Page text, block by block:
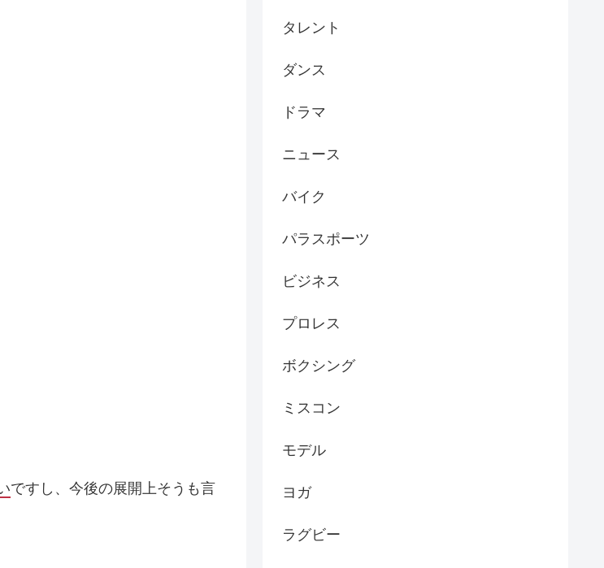
ですし、今後の展開上そうも言
タレント
ダンス
ドラマ
ニュース
バイク
パラスポーツ
ビジネス
プロレス
ボクシング
ミスコン
モデル
ヨガ
ラグビー